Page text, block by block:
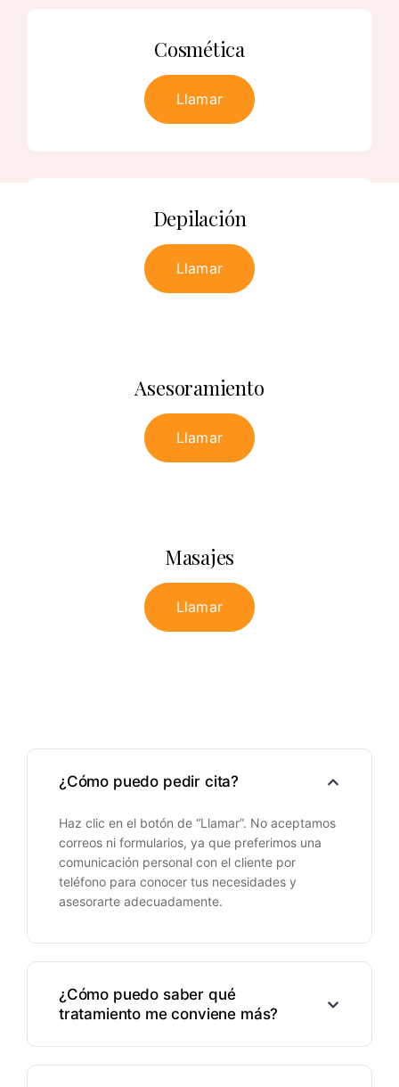
Cosmética
Llamar
Depilación
Llamar
Asesoramiento
Llamar
Masajes
Llamar
¿Cómo puedo pedir cita?
Haz clic en el botón de “Llamar”. No aceptamos
correos ni formularios, ya que preferimos una
comunicación personal con el cliente por
teléfono para conocer tus necesidades y
asesorarte adecuadamente.
¿Cómo puedo saber qué
tratamiento me conviene más?